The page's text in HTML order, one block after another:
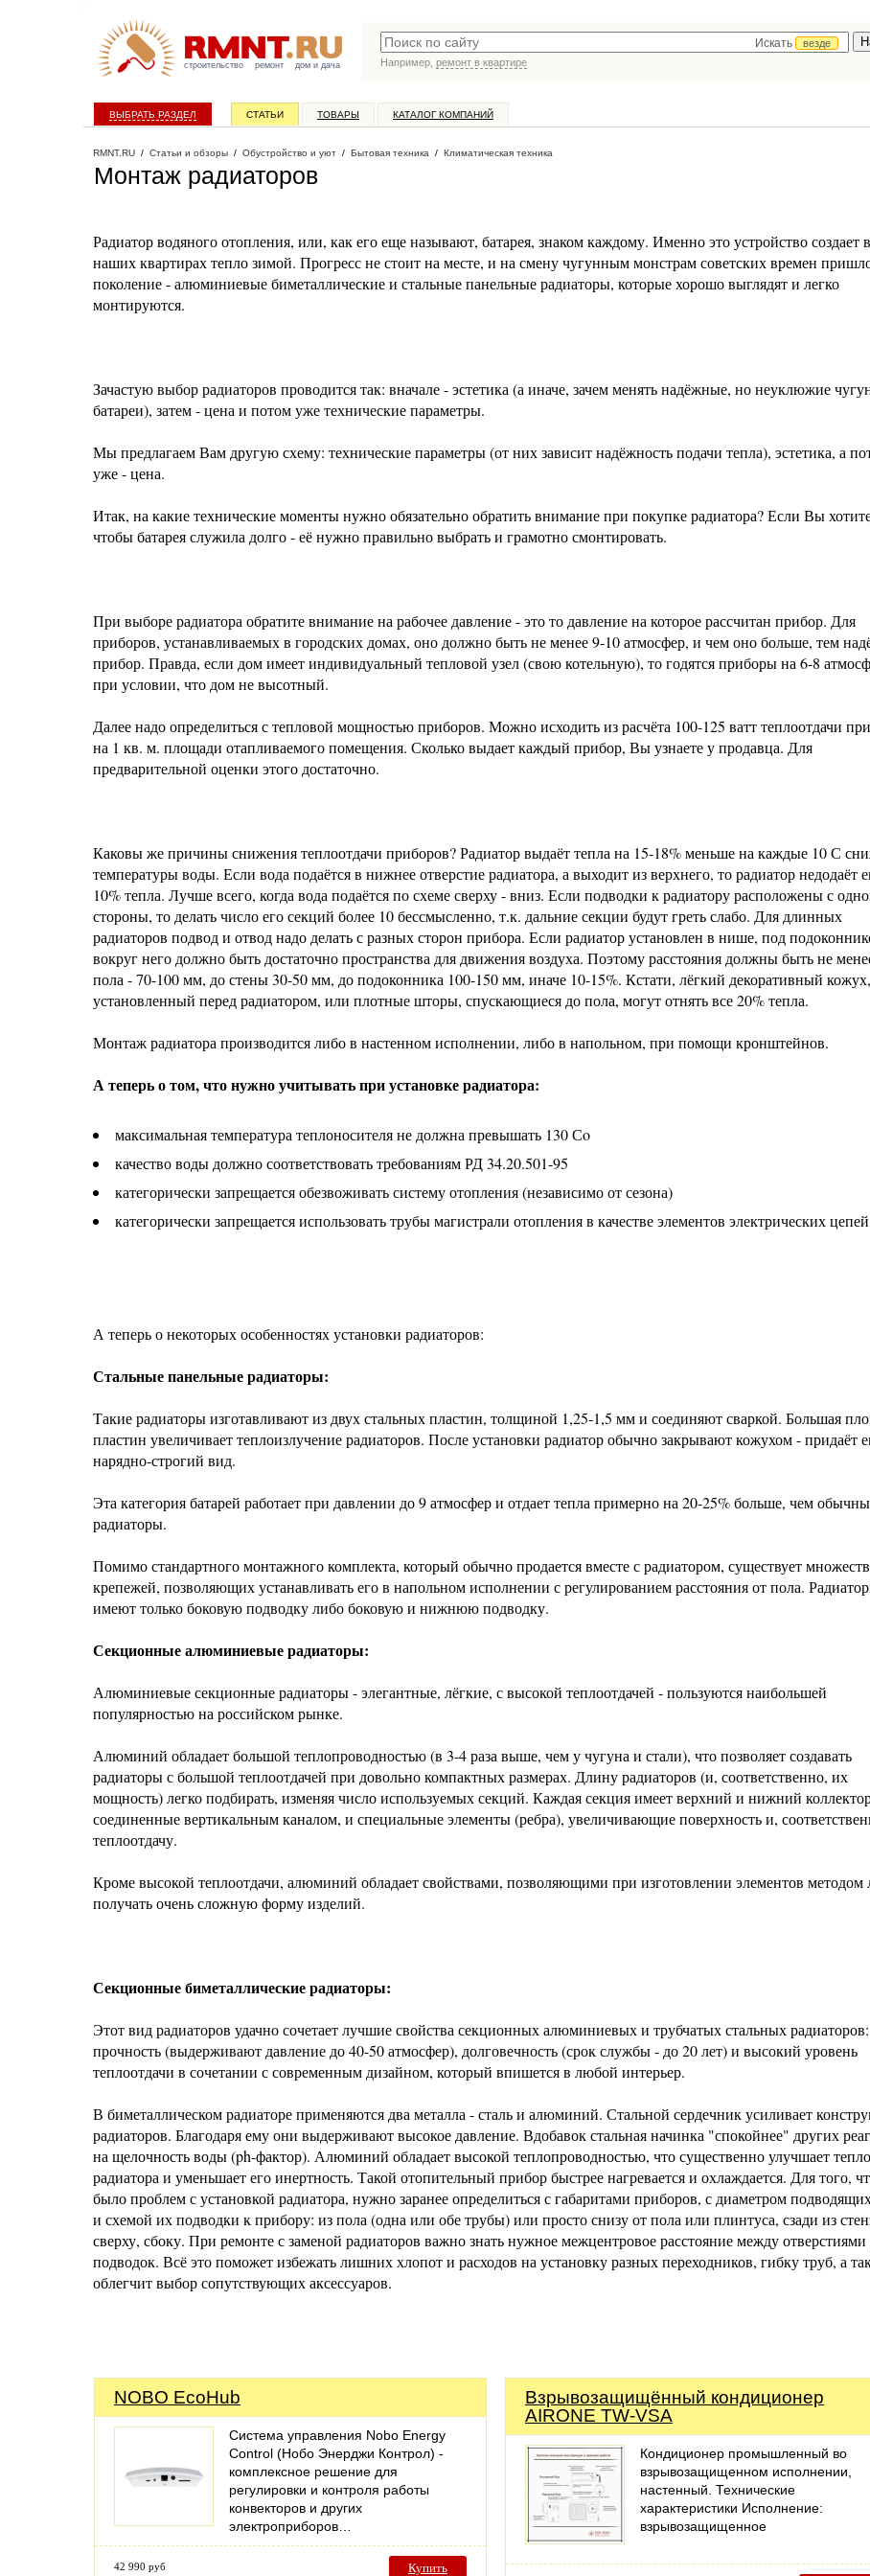
строительство ремонт дом и дача
Искать
везде
Например, ремонт в квартире
ВЫБРАТЬ РАЗДЕЛ СТАТЬИ ТОВАРЫ КАТАЛОГ КОМПАНИЙ
RMNT.RU / Статьи и обзоры / Обустройство и уют / Бытовая техника / Климатическая техника
Монтаж радиаторов
Радиатор водяного отопления, или, как его еще называют, батарея, знаком каждому. Именно это устройство создает в
наших квартирах тепло зимой. Прогресс не стоит на месте, и на смену чугунным монстрам советских времен
поколение - алюминиевые биметаллические и стальные панельные радиаторы, которые хорошо выглядят и легко
монтируются.
Зачастую выбор радиаторов проводится так: вначале - эстетика (а иначе, зачем менять надёжные, но неуклюжие
батареи), затем - цена и потом уже технические параметры.
Мы предлагаем Вам другую схему: технические параметры (от них зависит надёжность подачи тепла), эстетика, а
уже - цена.
Итак, на какие технические моменты нужно обязательно обратить внимание при покупке радиатора? Если Вы
чтобы батарея служила долго - её нужно правильно выбрать и грамотно смонтировать.
При выборе радиатора обратите внимание на рабочее давление - это то давление на которое рассчитан прибор. Для
приборов, устанавливаемых в городских домах, оно должно быть не менее 9-10 атмосфер, и чем оно больше, тем
прибор. Правда, если дом имеет индивидуальный тепловой узел (свою котельную), то годятся приборы на 6-8
при условии, что дом не высотный.
Далее надо определиться с тепловой мощностью приборов. Можно исходить из расчёта 100-125 ватт теплоотдачи
на 1 кв. м. площади отапливаемого помещения. Сколько выдает каждый прибор, Вы узнаете у продавца. Для
предварительной оценки этого достаточно.
Каковы же причины снижения теплоотдачи приборов? Радиатор выдаёт тепла на 15-18% меньше на каждые 10 С
температуры воды. Если вода подаётся в нижнее отверстие радиатора, а выходит из верхнего, то радиатор недодаёт
10% тепла. Лучше всего, когда вода подаётся по схеме сверху - вниз. Если подводки к радиатору расположены с
стороны, то делать число его секций более 10 бессмысленно, т.к. дальние секции будут греть слабо. Для длинных
радиаторов подвод и отвод надо делать с разных сторон прибора. Если радиатор установлен в нише, под
вокруг него должно быть достаточно пространства для движения воздуха. Поэтому расстояния должны быть не
пола - 70-100 мм, до стены 30-50 мм, до подоконника 100-150 мм, иначе 10-15%. Кстати, лёгкий декоративный кожух,
установленный перед радиатором, или плотные шторы, спускающиеся до пола, могут отнять все 20% тепла.
Монтаж радиатора производится либо в настенном исполнении, либо в напольном, при помощи кронштейнов.
А теперь о том, что нужно учитывать при установке радиатора:
максимальная температура теплоносителя не должна превышать 130 Сo
качество воды должно соответствовать требованиям РД 34.20.501-95
категорически запрещается обезвоживать систему отопления (независимо от сезона)
категорически запрещается использовать трубы магистрали отопления в качестве элементов электрических
А теперь о некоторых особенностях установки радиаторов:
Стальные панельные радиаторы:
Такие радиаторы изготавливают из двух стальных пластин, толщиной 1,25-1,5 мм и соединяют сваркой. Большая
пластин увеличивает теплоизлучение радиаторов. После установки радиатор обычно закрывают кожухом - придаёт
нарядно-строгий вид.
Эта категория батарей работает при давлении до 9 атмосфер и отдает тепла примерно на 20-25% больше, чем
радиаторы.
Помимо стандартного монтажного комплекта, который обычно продается вместе с радиатором, существует
крепежей, позволяющих устанавливать его в напольном исполнении с регулированием расстояния от пола.
имеют только боковую подводку либо боковую и нижнюю подводку.
Секционные алюминиевые радиаторы:
Алюминиевые секционные радиаторы - элегантные, лёгкие, с высокой теплоотдачей - пользуются наибольшей
популярностью на российском рынке.
Алюминий обладает большой теплопроводностью (в 3-4 раза выше, чем у чугуна и стали), что позволяет создавать
радиаторы с большой теплоотдачей при довольно компактных размерах. Длину радиаторов (и, соответственно, их
мощность) легко подбирать, изменяя число используемых секций. Каждая секция имеет верхний и нижний
соединенные вертикальным каналом, и специальные элементы (ребра), увеличивающие поверхность и,
теплоотдачу.
Кроме высокой теплоотдачи, алюминий обладает свойствами, позволяющими при изготовлении элементов методом
получать очень сложную форму изделий.
Секционные биметаллические радиаторы:
Этот вид радиаторов удачно сочетает лучшие свойства секционных алюминиевых и трубчатых стальных радиаторов:
прочность (выдерживают давление до 40-50 атмосфер), долговечность (срок службы - до 20 лет) и высокий уровень
теплоотдачи в сочетании с современным дизайном, который впишется в любой интерьер.
В биметаллическом радиаторе применяются два металла - сталь и алюминий. Стальной сердечник усиливает
радиаторов. Благодаря ему они выдерживают высокое давление. Вдобавок стальная начинка "спокойнее" других
на щелочность воды (ph-фактор). Алюминий обладает высокой теплопроводностью, что существенно улучшает
радиатора и уменьшает его инертность. Такой отопительный прибор быстрее нагревается и охлаждается. Для того,
было проблем с установкой радиатора, нужно заранее определиться с габаритами приборов, с диаметром
и схемой их подводки к прибору: из пола (одна или обе трубы) или просто снизу от пола или плинтуса, сзади из
сверху, сбоку. При ремонте с заменой радиаторов важно знать нужное межцентровое расстояние между отверстиями
подводок. Всё это поможет избежать лишних хлопот и расходов на установку разных переходников, гибку труб, а
облегчит выбор сопутствующих аксессуаров.
NOBO EcoHub
Система управления Nobo Energy
Control (Нобо Энерджи Контрол) -
комплексное решение для
регулировки и контроля работы
конвекторов и других
электроприборов…
42 990 руб Купить
Взрывозащищённый кондиционер
AIRONE TW-VSA
Кондиционер промышленный во
взрывозащищенном исполнении,
настенный. Технические
характеристики Исполнение:
взрывозащищенное